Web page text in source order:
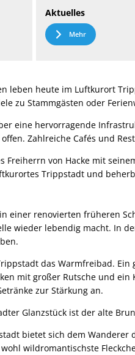
Aktuelles
Mehr
leben heute im Luftkurort
zu Stammgästen oder
eine hervorragende
Zahlreiche Cafés und
Freiherrn von Hacke mit
Trippstadt und
einer renovierten früheren
wieder lebendig macht. In
das Warmfreibad.
mit großer Rutsche und ein
zur Stärkung an.
Glanzstück ist der alte
bietet sich dem
wildromantischste